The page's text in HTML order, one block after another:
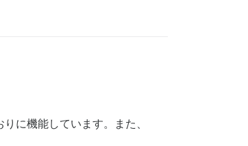
に機能しています。また、